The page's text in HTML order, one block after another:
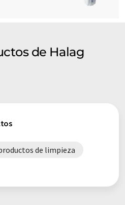
de Halag
de limpieza